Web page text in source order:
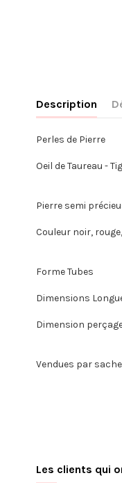
Description
Perles de Pierre
Oeil de Taureau -
Pierre semi
Couleur noir,
Forme Tubes
Dimensions
Dimension
Vendues par
Les clients qui